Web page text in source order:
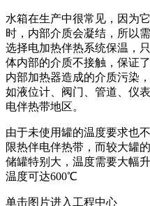
水箱在生产中很常见，因为
时，内部介质会凝结，所以
选择电加热伴热系统保温，
体内部的介质不接触，保证
内部加热器造成的介质污染
如液位计、阀门、管道、仪
电伴热带地区。
由于未使用罐的温度要求也
限热伴电伴热带，而较大罐
储罐特别大，温度需要大幅
温度可达600℃
单击图片进入工程中心